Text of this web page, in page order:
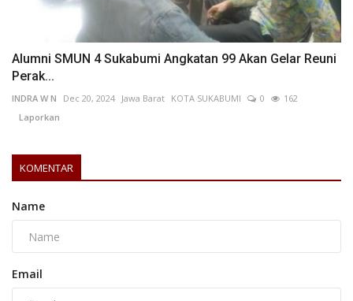
Alumni SMUN 4 Sukabumi Angkatan 99 Akan Gelar Reuni
Perak...
INDRA W N Dec 20, 2024 Jawa Barat KOTA SUKABUMI 0
162
Laporkan
KOMENTAR
Name
Email